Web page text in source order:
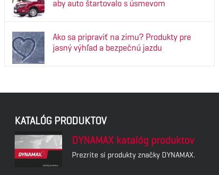
aby auto štartovalo s úsmevom
Ako sa pripraviť na zimu? Produkty pre
jasný výhľad a bezpečnú jazdu
KATALÓG PRODUKTOV
DYNAMAX katalóg produktov
Prezrite si produkty značky DYNAMAX.